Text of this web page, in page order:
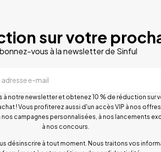
sur votre
vous à la newsletter de Sinful
e-mail
à notre newsletter et obtenez 10 % de réduction sur
! Vous profiterez aussi d'un accès VIP à nos offres
campagnes personnalisées, à nos lancements
à nos concours.
désinscrire à tout moment. Nous traitons vos